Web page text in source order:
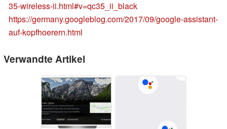
35-wireless-ii.html#v=qc35_ii_black
https://germany.googleblog.com/2017/09/google-assistant-
auf-kopfhoerern.html
Verwandte Artikel